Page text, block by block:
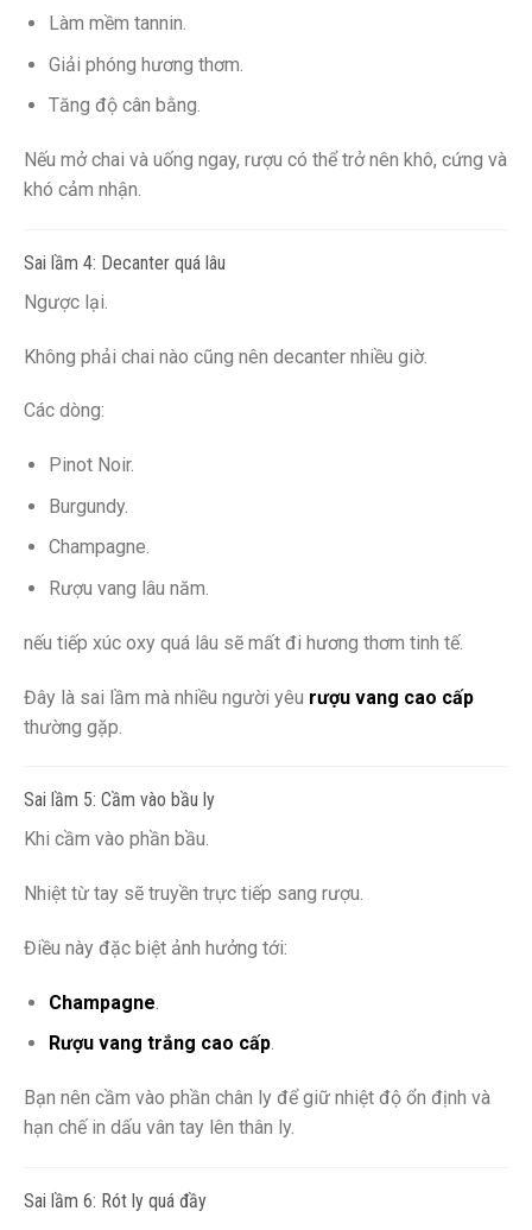
Làm mềm tannin.
Giải phóng hương thơm.
Tăng độ cân bằng.
Nếu mở chai và uống ngay, rượu có thể trở nên khô, cứng và
khó cảm nhận.
Sai lầm 4: Decanter quá lâu
Ngược lại.
Không phải chai nào cũng nên decanter nhiều giờ.
Các dòng:
Pinot Noir.
Burgundy.
Champagne.
Rượu vang lâu năm.
nếu tiếp xúc oxy quá lâu sẽ mất đi hương thơm tinh tế.
Đây là sai lầm mà nhiều người yêu rượu vang cao cấp
thường gặp.
Sai lầm 5: Cầm vào bầu ly
Khi cầm vào phần bầu.
Nhiệt từ tay sẽ truyền trực tiếp sang rượu.
Điều này đặc biệt ảnh hưởng tới:
Champagne
Rượu vang trắng cao cấp.
Bạn nên cầm vào phần chân ly để giữ nhiệt độ ổn định và
hạn chế in dấu vân tay lên thân ly.
Sai lầm 6: Rót ly quá đầy